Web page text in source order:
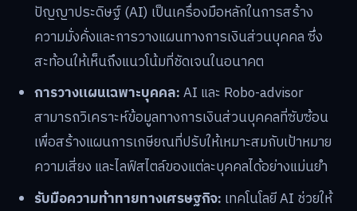
ปัญญาประดิษฐ์ (AI) เป็นเครื่องมือหลักในการสร้าง
ความมั่งคั่งและการวางแผนทางการเงินส่วนบุคคล ซึ่ง
สะท้อนให้เห็นถึงแนวโน้มที่ชัดเจนในอนาคต
การวางแผนเฉพาะบุคคล:AI และ Robo-advisor
สามารถวิเคราะห์ข้อมูลทางการเงินส่วนบุคคลที่ซับซ้อน
เพื่อสร้างแผนการเกษียณที่ปรับให้เหมาะสมกับเป้าหมาย
ความเสี่ยง และไลฟ์สไตล์ของแต่ละบุคคลได้อย่างแม่นยำ
รับมือความท้าทายทางเศรษฐกิจ: เทคโนโลยี AI ช่วยให้